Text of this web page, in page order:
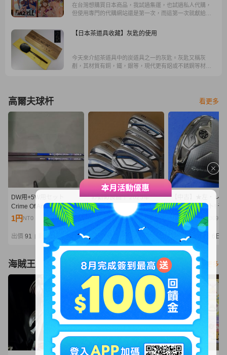
在台灣想購買日本商品，我試過集運，也試過私人代購，
但使用專門的代購網站還是第一次，而這第一次就獻給了
【日本茶道具收藏】灰匙的使用
今天來介紹茶道具中的炭道具之一的灰匙。灰匙又稱灰
剷，其材質有銅，鐵，銀等，現代更有鋁或不銹鋼等材
高爾夫球杆 看更多
DW用+5W用セット
Crime Of Angel B.Angel
FLEX-Ⅴ(SR相当) クライ
ムオブエンジェル バーニ
ングエンジェル
1円 NT0
出價 91 剩餘
お勧め良品！ 2025年
PING G440 アイアン 緑
ドット NS.950GH
neo/S #6~UW/52/56 8
本セット ￥237,600
17,050円NT3,689
出價38 剩餘 2日
【中古】★左・レフ
★ 1円 スタート! テ
ーメイド 2025 Qi35
イバー（10.5°）【
2025 Diamana
TM50（ブルー）
6,050円NT1,309
出價34 6日
海賊王 看更多